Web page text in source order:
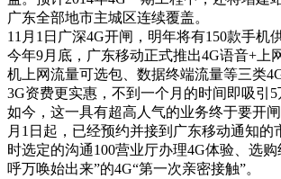
广东全部地市主城区连续覆盖。
11月1日广深4G开闸，明年将有150款手机
今年9月底，广东移动正式推出4G语音+上
机上网流量可选包、数据终端流量等三类
3G资费更实惠，不到一个月的时间即吸引5
如今，这一具有超高人气的业务终于要开
月1日起，已经预约并接到广东移动通知的
时选定的沟通100营业厅办理4G体验、选
呼万唤始出来”的4G“第一次亲密接触”。